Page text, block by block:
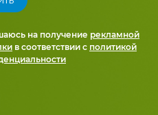
на получение рекламной
в соответствии с политикой